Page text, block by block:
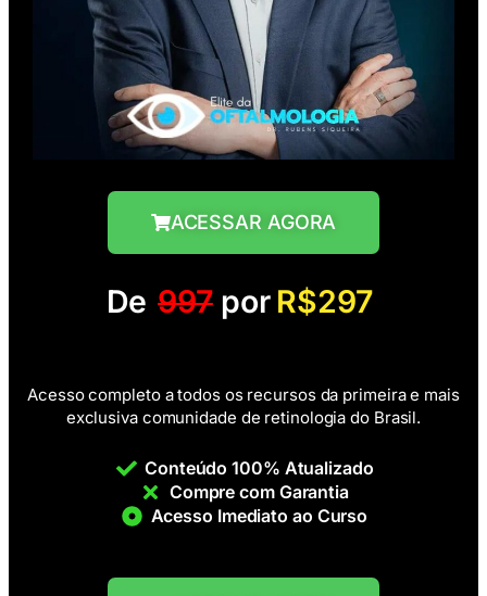
ACESSAR AGORA
De 997 por R$297
Acesso completo a todos os recursos da primeira e mais
exclusiva comunidade de retinologia do Brasil.
Conteúdo 100% Atualizado
Compre com Garantia
Acesso Imediato ao Curso